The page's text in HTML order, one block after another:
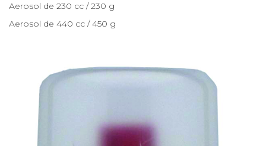
Aerosol de 230 cc / 230 g
Aerosol de 440 cc / 450 g